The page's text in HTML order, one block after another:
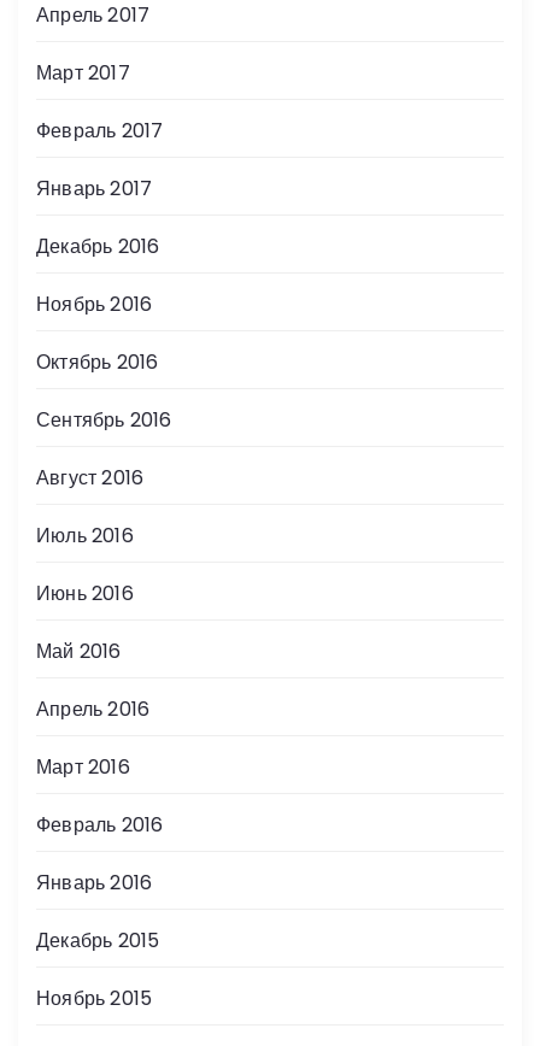
Апрель 2017
Март 2017
Февраль 2017
Январь 2017
Декабрь 2016
Ноябрь 2016
Октябрь 2016
Сентябрь 2016
Август 2016
Июль 2016
Июнь 2016
Май 2016
Апрель 2016
Март 2016
Февраль 2016
Январь 2016
Декабрь 2015
Ноябрь 2015